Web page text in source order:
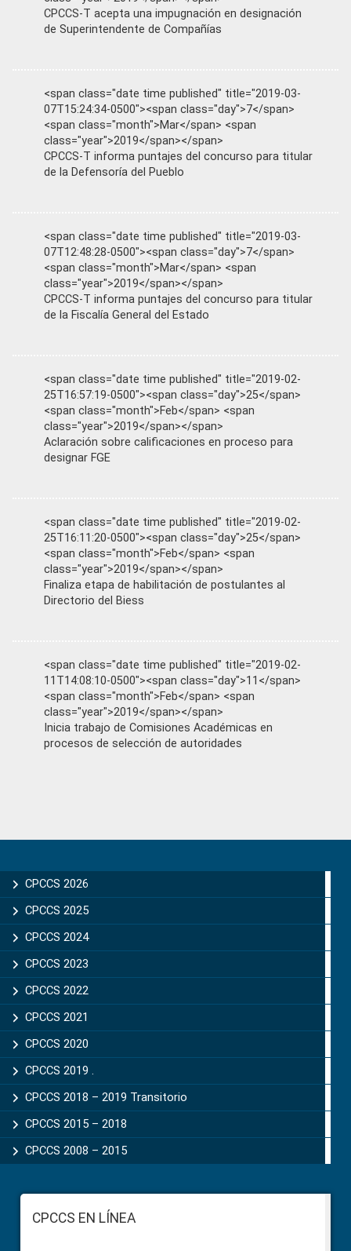
CPCCS-T acepta una impugnación en designación
de Superintendente de Compañías
<span class="date time published" title="2019-03-
07T15:24:34-0500"><span class="day">7</span>
<span class="month">Mar</span> <span
class="year">2019</span></span>
CPCCS-T informa puntajes del concurso para titular
de la Defensoría del Pueblo
<span class="date time published" title="2019-03-
07T12:48:28-0500"><span class="day">7</span>
<span class="month">Mar</span> <span
class="year">2019</span></span>
CPCCS-T informa puntajes del concurso para titular
de la Fiscalía General del Estado
<span class="date time published" title="2019-02-
25T16:57:19-0500"><span class="day">25</span>
<span class="month">Feb</span> <span
class="year">2019</span></span>
Aclaración sobre calificaciones en proceso para
designar FGE
<span class="date time published" title="2019-02-
25T16:11:20-0500"><span class="day">25</span>
<span class="month">Feb</span> <span
class="year">2019</span></span>
Finaliza etapa de habilitación de postulantes al
Directorio del Biess
<span class="date time published" title="2019-02-
11T14:08:10-0500"><span class="day">11</span>
<span class="month">Feb</span> <span
class="year">2019</span></span>
Inicia trabajo de Comisiones Académicas en
procesos de selección de autoridades
Sidebar
CPCCS 2026
CPCCS 2025
CPCCS 2024
CPCCS 2023
CPCCS 2022
CPCCS 2021
CPCCS 2020
CPCCS 2019 .
CPCCS 2018 – 2019 Transitorio
CPCCS 2015 – 2018
CPCCS 2008 – 2015
FooterCPCCS EN LÍNEA